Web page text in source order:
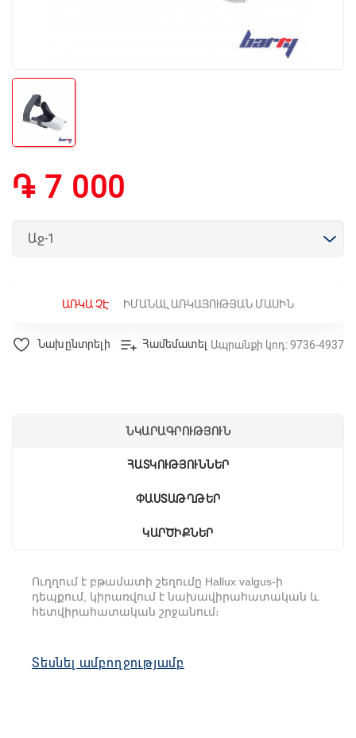
֏ 7 000
ԱՌԿԱ ՉԷ ԻՄԱՆԱԼ ԱՌԿԱՅՈՒԹՅԱՆ ՄԱՍԻՆ
Նախընտրելի Համեմատել Ապրանքի կոդ: 9736-4937
ՆԿԱՐԱԳՐՈՒԹՅՈՒՆ
ՀԱՏԿՈՒԹՅՈՒՆՆԵՐ
ՓԱՍՏԱԹՂԹԵՐ
ԿԱՐԾԻՔՆԵՐ
Ուղղում է բթամատի շեղումը Hallux valgus-ի
դեպքում, կիրառվում է նախավիրահատական ​​և
հետվիրահատական ​​շրջանում։
Օգտագործվում է նստած դիրքում,
Տեսնել ամբողջությամբ